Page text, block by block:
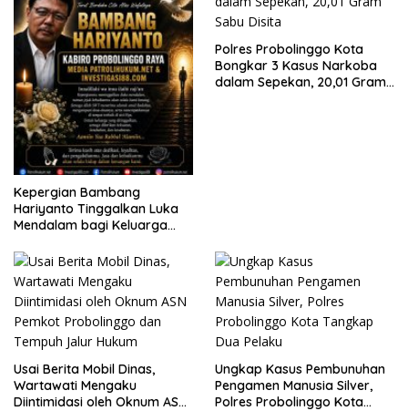
Kepergian Bambang
Hariyanto Tinggalkan Luka
Mendalam bagi Keluarga
Polres Probolinggo Kota
Bongkar 3 Kasus Narkoba
dalam Sepekan, 20,01 Gram
Usai Berita Mobil Dinas,
Wartawati Mengaku
Diintimidasi oleh Oknum ASN
Ungkap Kasus Pembunuhan
Pengamen Manusia Silver,
Polres Probolinggo Kota